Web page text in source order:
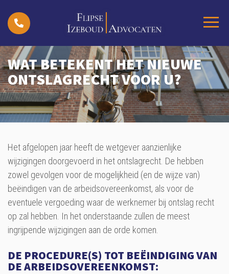
WAT BETEKENT HET NIEUWE
ONTSLAGRECHT VOOR U?
Het afgelopen jaar heeft de wetgever aanzienlijke
wijzigingen doorgevoerd in het ontslagrecht. De hebben
zowel gevolgen voor de mogelijkheid (en de wijze van)
beëindigen van de arbeidsovereenkomst, als voor de
eventuele vergoeding waar de werknemer bij ontslag recht
op zal hebben. In het onderstaande zullen de meest
ingrijpende wijzigingen aan de orde komen.
DE PROCEDURE(S) TOT BEËINDIGING VAN
DE ARBEIDSOVEREENKOMST: